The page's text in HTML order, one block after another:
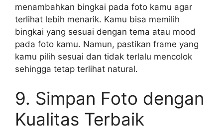
menambahkan bingkai pada foto kamu agar
terlihat lebih menarik. Kamu bisa memilih
bingkai yang sesuai dengan tema atau mood
pada foto kamu. Namun, pastikan frame yang
kamu pilih sesuai dan tidak terlalu mencolok
sehingga tetap terlihat natural.
9. Simpan Foto dengan
Kualitas Terbaik